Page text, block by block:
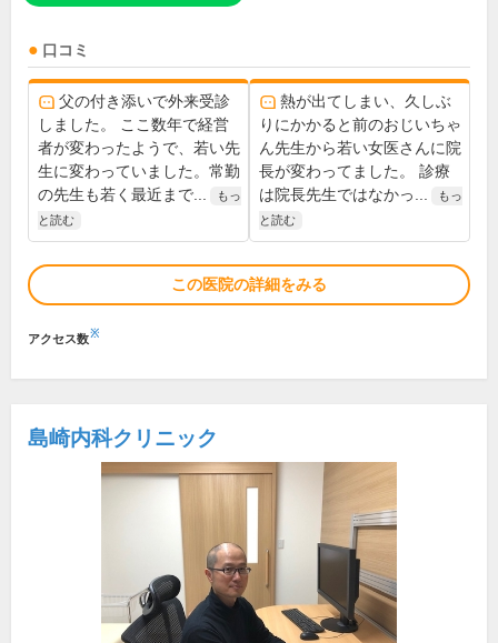
口コミ
父の付き添いで外来受診
しました。 ここ数年で経営
者が変わったようで、若い先
生に変わっていました。常勤
の先生も若く最近まで...
もっ
と読む
熱が出てしまい、久しぶ
りにかかると前のおじいちゃ
ん先生から若い女医さんに院
長が変わってました。 診療
は院長先生ではなかっ...
もっ
と読む
この医院の詳細をみる
アクセス数※
島崎内科クリニック